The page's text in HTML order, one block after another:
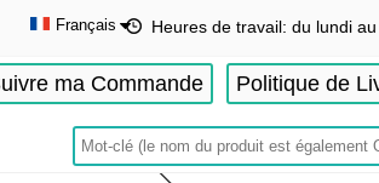
Français
Deutsch
Français
Español
Heures de travail: du lundi
ma Commande Politique de